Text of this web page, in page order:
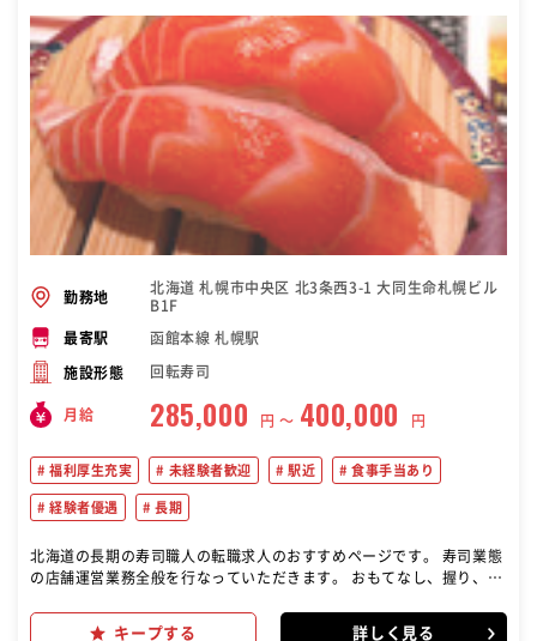
勤務地
北海道 札幌市中央区 北3条西3-1 大同生命札幌ビル
B1F
最寄駅 函館本線 札幌駅
施設形態 回転寿司
月給 285,000 円 〜 400,000 円
福利厚生充実 未経験者歓迎 駅近 食事手当あり
経験者優遇 長期
北海道の長期の寿司職人の転職求人のおすすめページです。 寿司業態
の店舗運営業務全般を行なっていただきます。 おもてなし、握り、仕
で、店舗運営に関するあらゆる業務を行って頂きます。 ●「花咲学
キープする 詳しく見る